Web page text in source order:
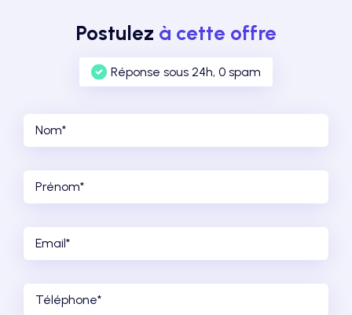
Postulez à cette offre
Réponse sous 24h, 0 spam